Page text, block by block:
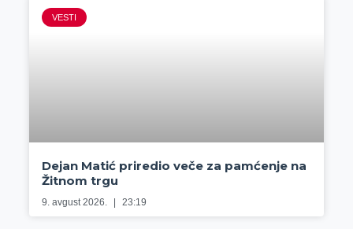
VESTI
Dejan Matić priredio veče za pamćenje na
Žitnom trgu
9. avgust 2026. 23:19